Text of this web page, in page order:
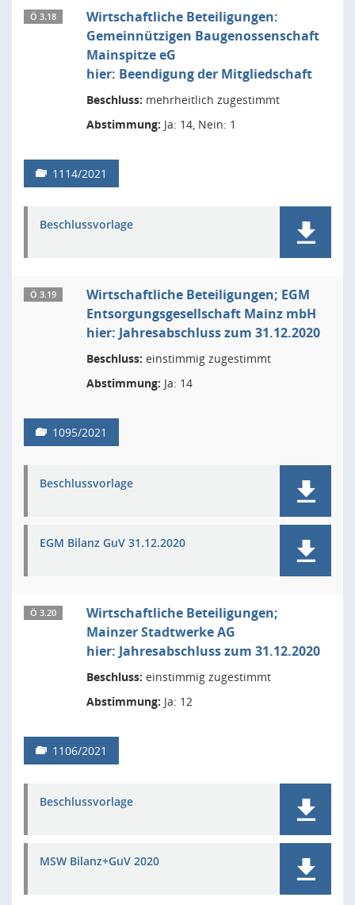
Ö 3.18
Wirtschaftliche Beteiligungen:
Gemeinnützigen Baugenossenschaft
Mainspitze eG
hier: Beendigung der Mitgliedschaft
Beschluss: mehrheitlich zugestimmt
Abstimmung: Ja: 14, Nein: 1
1114/2021
Beschlussvorlage
Ö 3.19
Wirtschaftliche Beteiligungen; EGM
Entsorgungsgesellschaft Mainz mbH
hier: Jahresabschluss zum 31.12.2020
Beschluss: einstimmig zugestimmt
Abstimmung: Ja: 14
1095/2021
Beschlussvorlage
EGM Bilanz GuV 31.12.2020
Ö 3.20
Wirtschaftliche Beteiligungen;
Mainzer Stadtwerke AG
hier: Jahresabschluss zum 31.12.2020
Beschluss: einstimmig zugestimmt
Abstimmung: Ja: 12
1106/2021
Beschlussvorlage
MSW Bilanz+GuV 2020